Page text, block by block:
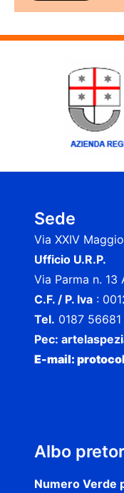
Sede
Via XXIV
Ufficio U.R.P.
Via Parma n.
C.F. / P. Iva :
Tel. 0187
Pec:
E-mail:
Albo
Numero Verde